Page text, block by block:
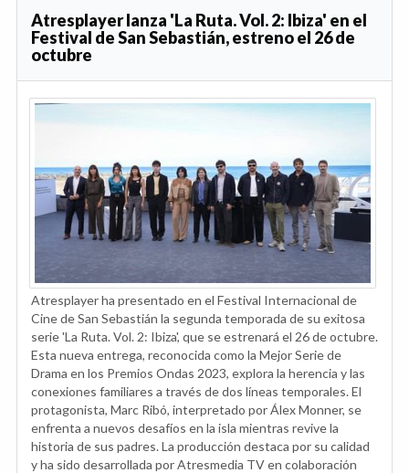
Atresplayer lanza 'La Ruta. Vol. 2: Ibiza' en el
Festival de San Sebastián, estreno el 26 de
octubre
Atresplayer ha presentado en el Festival Internacional de
Cine de San Sebastián la segunda temporada de su exitosa
serie 'La Ruta. Vol. 2: Ibiza', que se estrenará el 26 de octubre.
Esta nueva entrega, reconocida como la Mejor Serie de
Drama en los Premios Ondas 2023, explora la herencia y las
conexiones familiares a través de dos líneas temporales. El
protagonista, Marc Ribó, interpretado por Álex Monner, se
enfrenta a nuevos desafíos en la isla mientras revive la
historia de sus padres. La producción destaca por su calidad
y ha sido desarrollada por Atresmedia TV en colaboración